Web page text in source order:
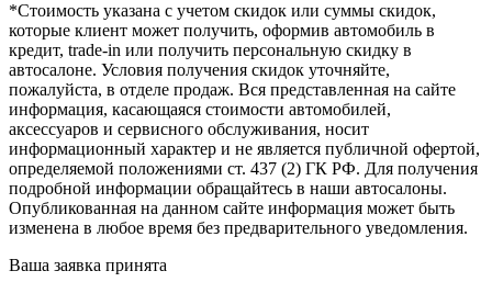
*Стоимость указана с учетом скидок или суммы скидок,
которые клиент может получить, оформив автомобиль в
кредит, trade-in или получить персональную скидку в
автосалоне. Условия получения скидок уточняйте,
пожалуйста, в отделе продаж. Вся представленная на сайте
информация, касающаяся стоимости автомобилей,
аксессуаров и сервисного обслуживания, носит
информационный характер и не является публичной офертой,
определяемой положениями ст. 437 (2) ГК РФ. Для получения
подробной информации обращайтесь в наши автосалоны.
Опубликованная на данном сайте информация может быть
изменена в любое время без предварительного уведомления.
Ваша заявка принята